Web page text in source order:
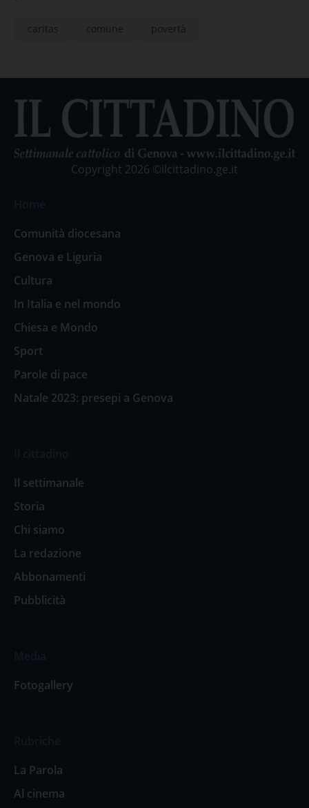
caritas comune povertà
Copyright 2026 ©ilcittadino.ge.it
Comunità diocesana
Genova e Liguria
Cultura
In Italia e nel mondo
Chiesa e Mondo
Sport
Parole di pace
Natale 2023: presepi a Genova
Il settimanale
Storia
Chi siamo
La redazione
Abbonamenti
Pubblicità
Fotogallery
La Parola
Al cinema